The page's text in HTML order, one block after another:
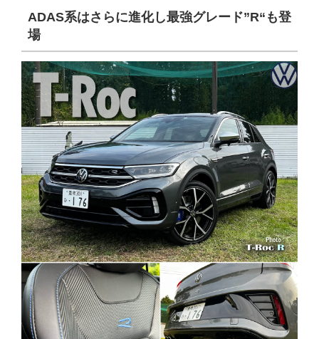
ADAS系はさらに進化し最強グレード”R“も登
場